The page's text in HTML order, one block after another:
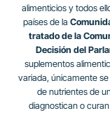
alimenticios y todos
países de la
tratado de la
Decisión del
suplementos
variada, únicamente
de nutrientes de
diagnostican o